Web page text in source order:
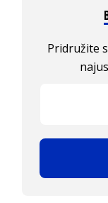
Pridružite